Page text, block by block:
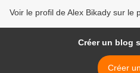
Voir le profil de Alex Bikady sur le
Créer un blog
Créer